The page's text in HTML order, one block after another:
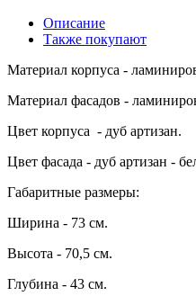
Описание
Также покупают
Материал корпуса -
Материал фасадов -
Цвет корпуса - дуб артизан.
Цвет фасада - дуб артизан -
Габаритные размеры:
Ширина - 73 см.
Высота - 70,5 см.
Глубина - 43 см.